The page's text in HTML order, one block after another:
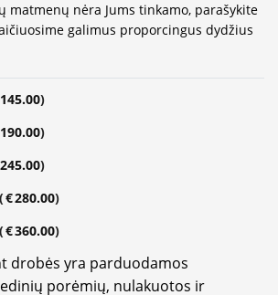
matmenų nėra Jums tinkamo, parašykite
galimus proporcingus dydžius
145.00)
190.00)
245.00)
€280.00)
€360.00)
drobės yra parduodamos
porėmių, nulakuotos ir